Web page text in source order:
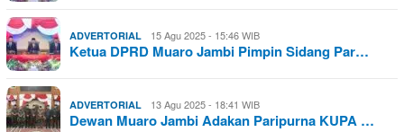
ADVERTORIAL 15 Agu 2025 - 15:46 WIB
Ketua DPRD Muaro Jambi Pimpin Sidang Par…
ADVERTORIAL 13 Agu 2025 - 18:41 WIB
Dewan Muaro Jambi Adakan Paripurna KUPA …